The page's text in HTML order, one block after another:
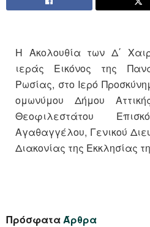
H Ακολουθία των Δ΄
ιεράς Εικόνος της
Ρωσίας, στο Ιερό
ομωνύμου Δήμου
Θεοφιλεστάτου
Αγαθαγγέλου, Γενικού
Διακονίας της Εκκλησίας
ΠρόσφαταΆρθρα